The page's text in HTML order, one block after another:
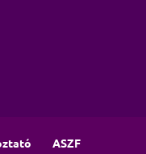
ASZF